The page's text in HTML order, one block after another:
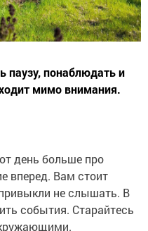
паузу, понаблюдать и
мимо внимания.
день больше про
вперед. Вам стоит
не слышать. В
события. Старайтесь